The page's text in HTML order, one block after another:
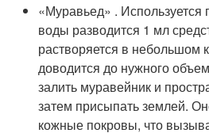
«Муравьед» . Используется
воды разводится 1 мл
растворяется в небольшом
доводится до нужного
залить муравейник и
затем присыпать землей.
кожные покровы, что